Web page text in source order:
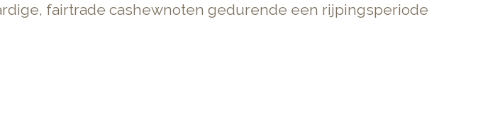
fairtrade cashewnoten gedurende een rijpingsperiode